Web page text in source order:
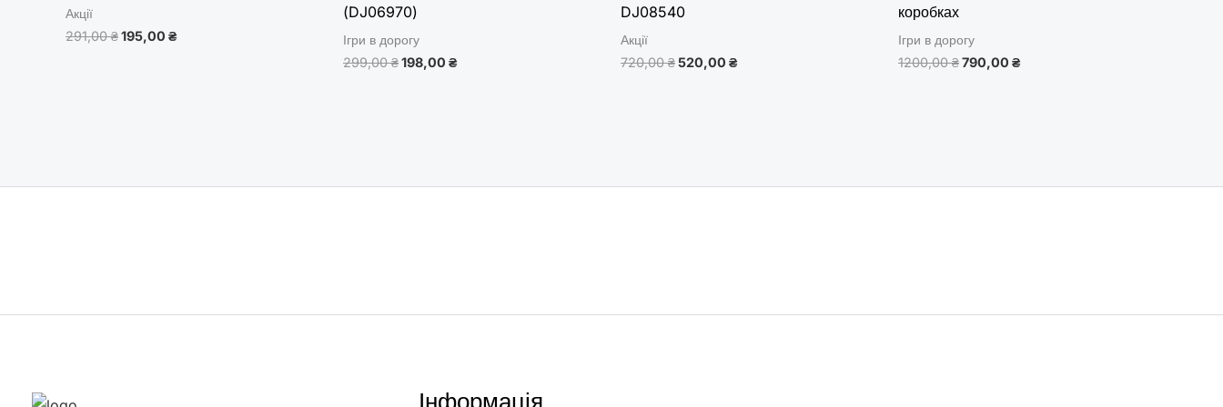
Акції
291,00₴195,00 ₴
(DJ06970)
Ігри в дорогу
299,00₴198,00 ₴
DJ08540
Акції
720,00₴520,00 ₴
коробках
Ігри в дорогу
1200,00₴790,00 ₴
Інформація